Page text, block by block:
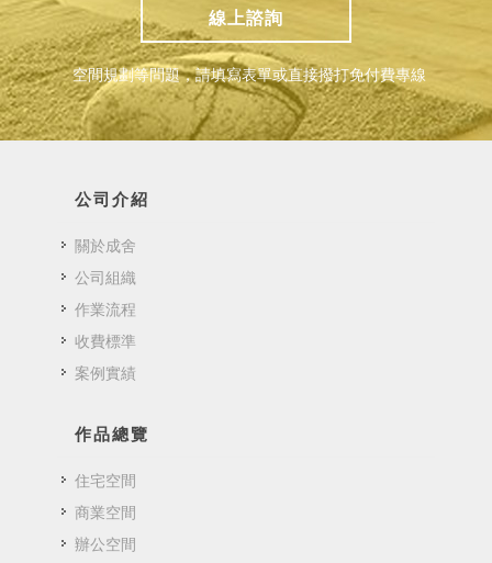
線上諮詢
空間規劃等問題，請填寫表單或直接撥打免付費專線
公司介紹
關於成舍
公司組織
作業流程
收費標準
案例實績
作品總覽
住宅空間
商業空間
辦公空間